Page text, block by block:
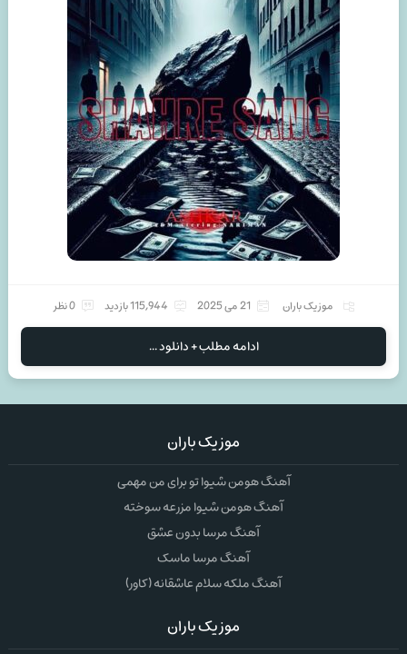
موزیک باران 21 می 2025 115,944 بازدید 0 نظر
ادامه مطلب + دانلود ...
موزیک باران
آهنگ هومن شیوا تو برای من مهمی
آهنگ هومن شیوا مزرعه سوخته
آهنگ مرسا بدون عشق
آهنگ مرسا ماسک
آهنگ ملکه سلام عاشقانه (کاور)
موزیک باران